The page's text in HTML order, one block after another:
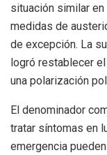
situación similar
medidas de
de excepción. La
logró restablecer
una polarización
El denominador
tratar síntomas en
emergencia